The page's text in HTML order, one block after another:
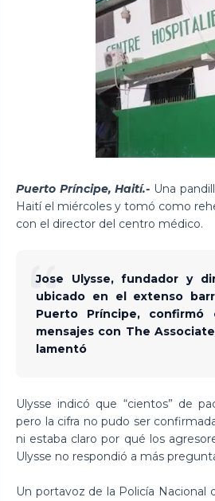
Puerto Príncipe, Haití.- Una
Haití el miércoles y tomó como
con el director del centro médico.
Jose Ulysse, fundador y
ubicado en el extenso
Puerto Príncipe,
mensajes con The
lamentó
Ulysse indicó que “cientos” de
pero la cifra no pudo ser
ni estaba claro por qué los
Ulysse no respondió a más
Un portavoz de la Policía